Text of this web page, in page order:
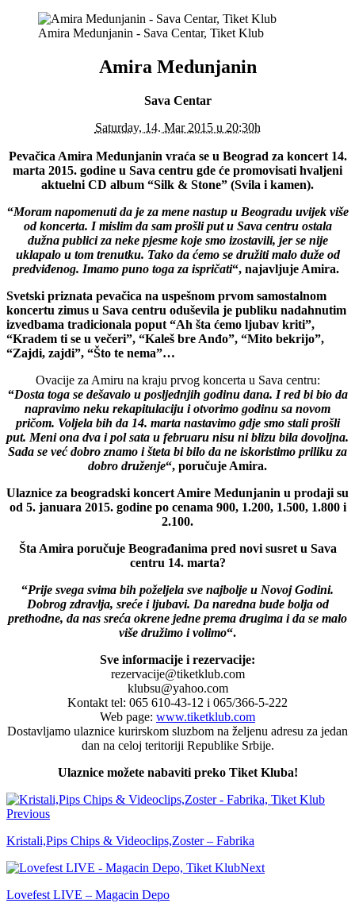
Amira Medunjanin - Sava Centar, Tiket Klub
Amira Medunjanin
Sava Centar
Saturday, 14. Mar 2015 u 20:30h
Pevačica Amira Medunjanin vraća se u Beograd za koncert 14.
marta 2015. godine u Sava centru gde će promovisati hvaljeni
aktuelni CD album “Silk & Stone” (Svila i kamen).
“Moram napomenuti da je za mene nastup u Beogradu uvijek više
od koncerta. I mislim da sam prošli put u Sava centru ostala
dužna publici za neke pjesme koje smo izostavili, jer se nije
uklapalo u tom trenutku. Tako da ćemo se družiti malo duže od
predviđenog. Imamo puno toga za ispričati“, najavljuje Amira.
Svetski priznata pevačica na uspešnom prvom samostalnom
koncertu zimus u Sava centru oduševila je publiku nadahnutim
izvedbama tradicionala poput “Ah šta ćemo ljubav kriti”,
“Kradem ti se u večeri”, “Kaleš bre Anđo”, “Mito bekrijo”,
“Zajdi, zajdi”, “Što te nema”…
Ovacije za Amiru na kraju prvog koncerta u Sava centru:
“Dosta toga se dešavalo u posljednjih godinu dana. I red bi bio da
napravimo neku rekapitulaciju i otvorimo godinu sa novom
pričom. Voljela bih da 14. marta nastavimo gdje smo stali prošli
put. Meni ona dva i pol sata u februaru nisu ni blizu bila dovoljna.
Sada se već dobro znamo i šteta bi bilo da ne iskoristimo priliku za
dobro druženje“, poručuje Amira.
Ulaznice za beogradski koncert Amire Medunjanin u prodaji su
od 5. januara 2015. godine po cenama 900, 1.200, 1.500, 1.800 i
2.100.
Šta Amira poručuje Beograđanima pred novi susret u Sava
centru 14. marta?
“Prije svega svima bih poželjela sve najbolje u Novoj Godini.
Dobrog zdravlja, sreće i ljubavi. Da naredna bude bolja od
prethodne, da nas sreća okrene jedne prema drugima i da se malo
više družimo i volimo“.
Sve informacije i rezervacije:
rezervacije@tiketklub.com
klubsu@yahoo.com
Kontakt tel: 065 610-43-12 i 065/366-5-222
Web page: www.tiketklub.com
Dostavljamo ulaznice kurirskom sluzbom na željenu adresu za jedan
dan na celoj teritoriji Republike Srbije.
Ulaznice možete nabaviti preko Tiket Kluba!
Previous
Kristali,Pips Chips & Videoclips,Zoster – Fabrika
Next
Lovefest LIVE – Magacin Depo